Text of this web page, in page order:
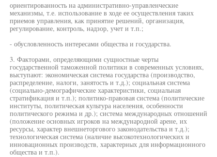
ориентированность на административно-управленческие
механизмы, т.е. использование в ходе ее осуществления таких
приемов управления, как принятие решений, организация,
регулирование, контроль, надзор, учет и т.п.;
- обусловленность интересами общества и государства.
3. Факторами, определяющими сущностные черты
государственной таможенной политики в современных условиях,
выступают: экономическая система государства (производство,
распределение, налоги, занятость и т.д.); социальная система
(социально-демографические характеристики, социальная
стратификация и т.п.); политико-правовая система (политические
институты, политическая культура населения, особенности
политического режима и др.); система международных отношений
(положение основных игроков на международной арене, их
ресурсы, характер внешнеторгового законодательства и т.д.);
технологическая система (наличие высокотехнологических и
инновационных производств, характерных для информационного
общества и т.п.).